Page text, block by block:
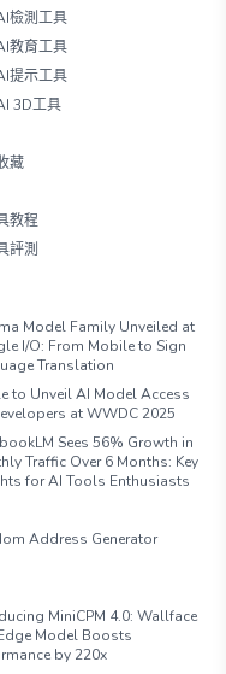
檢測工具
教育工具
提示工具
3D工具
藏
教程
評測
Model Family Unveiled at
I/O: From Mobile to Sign
Translation
to Unveil AI Model Access
at WWDC 2025
Sees 56% Growth in
Traffic Over 6 Months: Key
for AI Tools Enthusiasts
Address Generator
MiniCPM 4.0: Wallface
Model Boosts
by 220x